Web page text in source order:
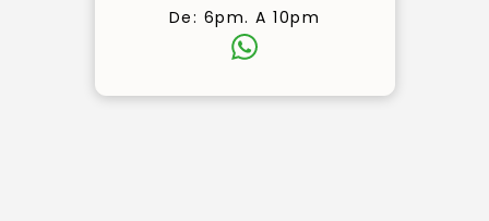
De: 6pm. A 10pm